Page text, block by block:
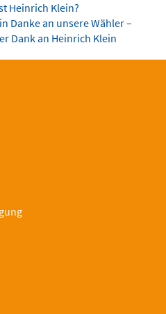
Heinrich Klein?
Danke an unsere Wähler –
Dank an Heinrich Klein